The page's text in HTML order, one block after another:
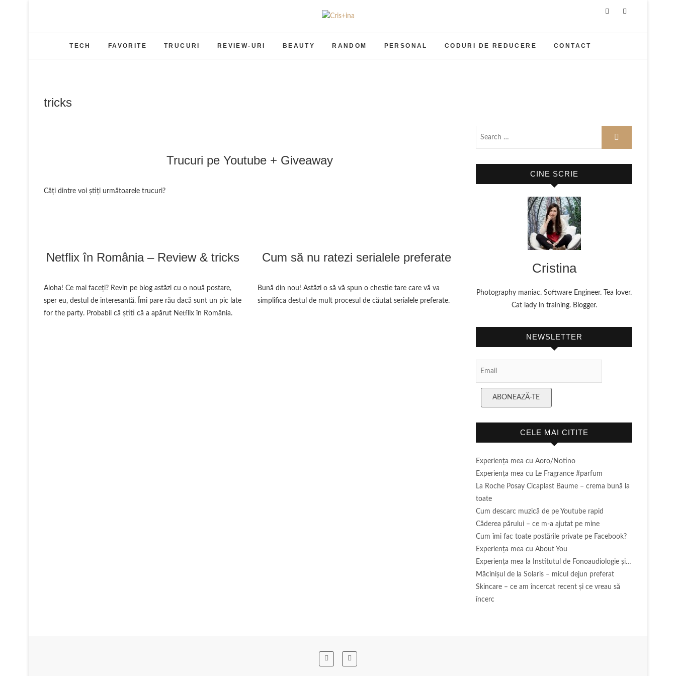
Cris+ina
TECH FAVORITE TRUCURI REVIEW-URI BEAUTY RANDOM PERSONAL CODURI DE REDUCERE CONTACT
tricks
Trucuri pe Youtube + Giveaway
Câţi dintre voi ştiţi următoarele trucuri?
Netflix în România – Review & tricks
Aloha! Ce mai faceți? Revin pe blog astăzi cu o nouă postare,
sper eu, destul de interesantă. Îmi pare rău dacă sunt un pic late
for the party. Probabil că știti că a apărut Netflix în România.
Cum să nu ratezi serialele preferate
Bună din nou! Astăzi o să vă spun o chestie tare care vă va
simplifica destul de mult procesul de căutat serialele preferate.
CINE SCRIE
Cristina
Photography maniac. Software Engineer. Tea lover.
Cat lady in training. Blogger.
NEWSLETTER
ABONEAZĂ-TE
CELE MAI CITITE
Experienţa mea cu Aoro/Notino
Experienţa mea cu Le Fragrance #parfum
La Roche Posay Cicaplast Baume – crema bună la
toate
Cum descarc muzică de pe Youtube rapid
Căderea părului – ce m-a ajutat pe mine
Cum îmi fac toate postările private pe Facebook?
Experiența mea cu About You
Experiența mea la Institutul de Fonoaudiologie și…
Măcinişul de la Solaris – micul dejun preferat
Skincare – ce am încercat recent și ce vreau să
încerc